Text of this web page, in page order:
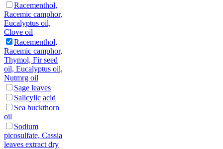
Racementhol,
Racemic camphor,
Eucalyptus oil,
Clove oil
Racementhol,
Racemic camphor,
Thymol, Fir seed
oil, Eucalyptus oil,
Nutmrg oil
Sage leaves
Salicylic acid
Sea buckthorn
oil
Sodium
picosulfate, Cassia
leaves extract dry